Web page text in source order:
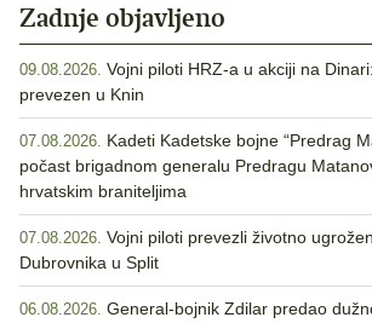
Zadnje objavljeno
09.08.2026. Vojni piloti HRZ-a u akciji na
prevezen u Knin
07.08.2026. Kadeti Kadetske bojne “Predrag
počast brigadnom generalu Predragu
hrvatskim braniteljima
07.08.2026. Vojni piloti prevezli životno
Dubrovnika u Split
06.08.2026. General-bojnik Zdilar predao